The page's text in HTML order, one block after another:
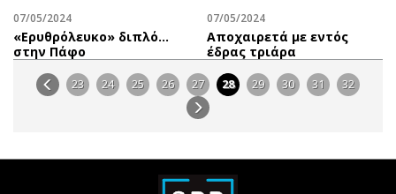
07/05/2024
«Ερυθρόλευκο» διπλό…
στην Πάφο
07/05/2024
Αποχαιρετά με εντός
έδρας τριάρα
23 24 25 26 27 28 29 30 31 32